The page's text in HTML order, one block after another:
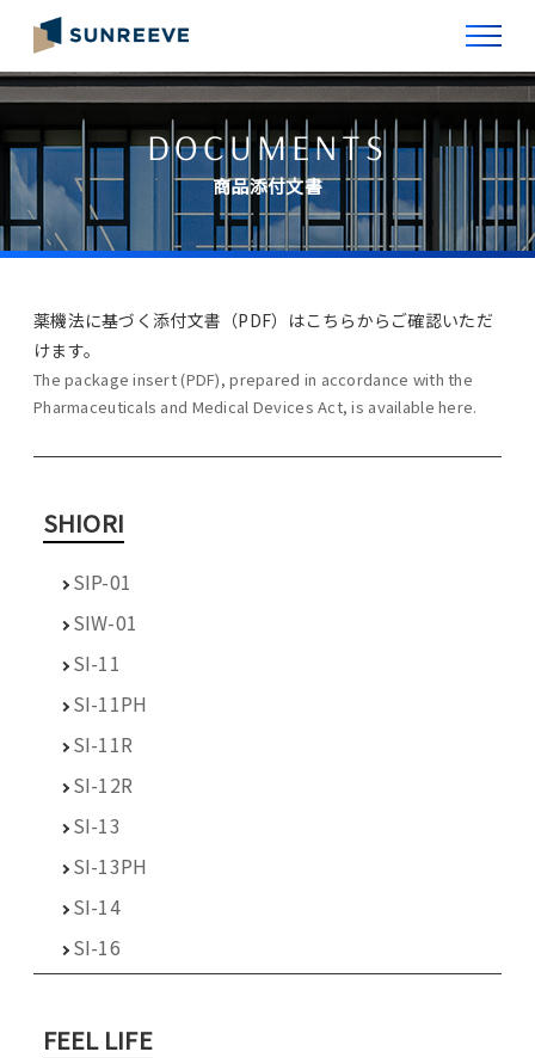
DOCUMENTS
商品添付文書
薬機法に基づく添付文書（PDF）はこちらからご確認いただ
けます。
The package insert (PDF), prepared in accordance with the
Pharmaceuticals and Medical Devices Act, is available here.
SHIORI
SIP-01
SIW-01
SI-11
SI-11PH
SI-11R
SI-12R
SI-13
SI-13PH
SI-14
SI-16
FEEL LIFE